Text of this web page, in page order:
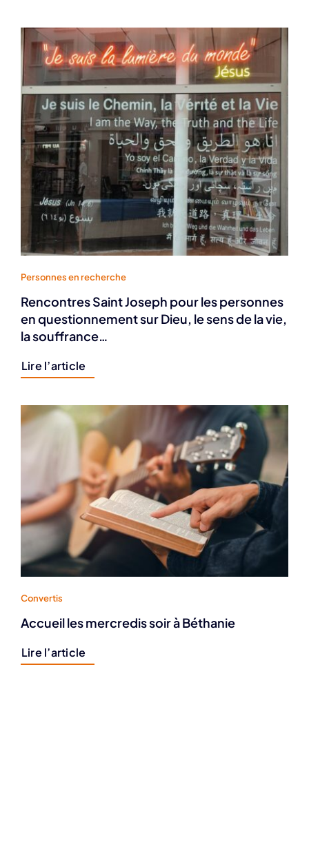
Personnes en recherche
Rencontres Saint Joseph pour les personnes
en questionnement sur Dieu, le sens de la vie,
la souffrance…
Lire l’article
Convertis
Accueil les mercredis soir à Béthanie
Lire l’article